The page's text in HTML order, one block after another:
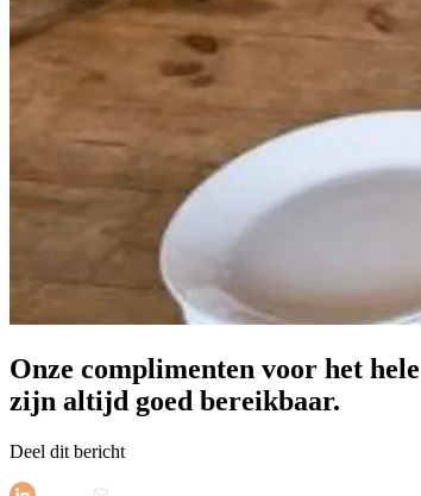
Onze complimenten voor het
zijn altijd goed bereikbaar.
Deel dit bericht